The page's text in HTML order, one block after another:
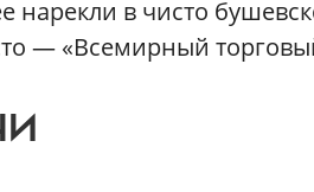
нарекли в чисто
— «Всемирный